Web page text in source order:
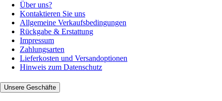
Über uns?
Kontaktieren Sie uns
Allgemeine Verkaufsbedingungen
Rückgabe & Erstattung
Impressum
Zahlungsarten
Lieferkosten und Versandoptionen
Hinweis zum Datenschutz
Unsere Geschäfte